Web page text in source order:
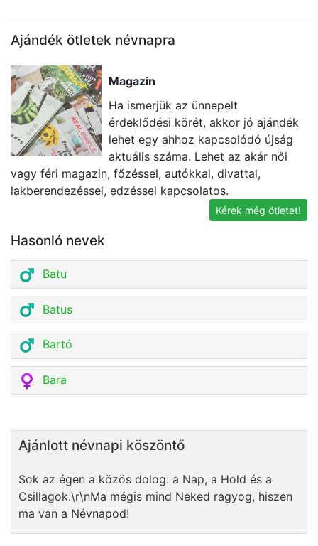
Ajándék ötletek névnapra
Magazin
Ha ismerjük az ünnepelt
érdeklődési körét, akkor jó ajándék
lehet egy ahhoz kapcsolódó újság
aktuális száma. Lehet az akár női
vagy féri magazin, főzéssel, autókkal, divattal,
lakberendezéssel, edzéssel kapcsolatos.
Kérek még ötletet!
Hasonló nevek
Batu
Batus
Bartó
Bara
Ajánlott névnapi köszöntő
Sok az égen a közös dolog: a Nap, a Hold és a
Csillagok.\r\nMa mégis mind Neked ragyog, hiszen
ma van a Névnapod!